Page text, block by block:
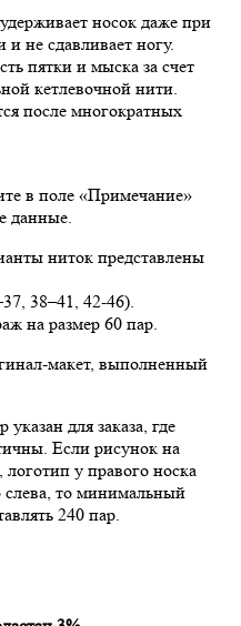
носок даже при
не сдавливает ногу.
пятки и мыска за счет
кетлевочной нити.
после многократных
в поле «Примечание»
данные.
ниток представлены
38–41, 42-46).
на размер 60 пар.
макет, выполненный
для заказа, где
Если рисунок на
логотип у правого носка
слева, то минимальный
240 пар.